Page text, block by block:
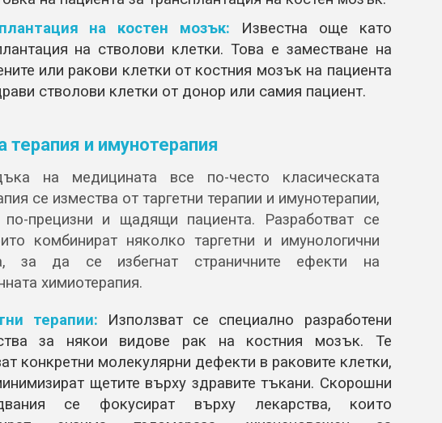
на костен мозък: Известна още като
на стволови клетки. Това е заместване на
или ракови клетки от костния мозък на пациента
стволови клетки от донор или самия пациент.
терапия и имунотерапия
на медицината все по-често класическата
се измества от таргетни терапии и имунотерапии,
прецизни и щадящи пациента. Разработват се
комбинират няколко таргетни и имунологични
за да се избегнат страничните ефекти на
химиотерапия.
терапии: Използват се специално разработени
за някои видове рак на костния мозък. Те
конкретни молекулярни дефекти в раковите клетки,
щетите върху здравите тъкани. Скорошни
се фокусират върху лекарства, които